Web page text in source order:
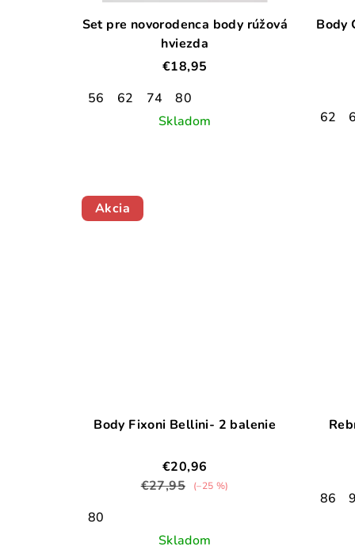
Set pre novorodenca body rúžová
hviezda
€18,95
56
62 74
80
Skladom
Body
62
Akcia
Body Fixoni Bellini- 2 balenie
€20,96
€27,95
(–25 %)
80
Skladom
86